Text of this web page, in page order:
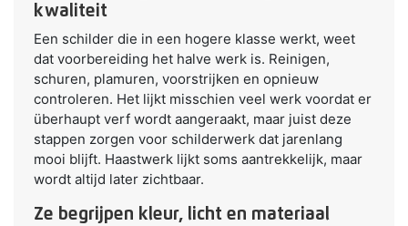
kwaliteit
Een schilder die in een hogere klasse werkt, weet
dat voorbereiding het halve werk is. Reinigen,
schuren, plamuren, voorstrijken en opnieuw
controleren. Het lijkt misschien veel werk voordat er
überhaupt verf wordt aangeraakt, maar juist deze
stappen zorgen voor schilderwerk dat jarenlang
mooi blijft. Haastwerk lijkt soms aantrekkelijk, maar
wordt altijd later zichtbaar.
Ze begrijpen kleur, licht en materiaal